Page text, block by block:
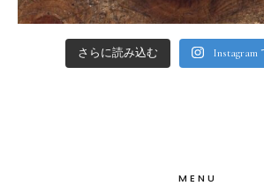
さらに読み込む
MENU